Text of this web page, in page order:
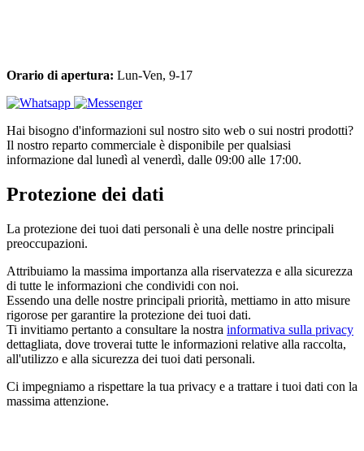
Orario di apertura: Lun-Ven, 9-17
Hai bisogno d'informazioni sul nostro sito web o sui nostri prodotti?
Il nostro reparto commerciale è disponibile per qualsiasi
informazione dal lunedì al venerdì, dalle 09:00 alle 17:00.
Protezione dei dati
La protezione dei tuoi dati personali è una delle nostre principali
preoccupazioni.
Attribuiamo la massima importanza alla riservatezza e alla sicurezza
di tutte le informazioni che condividi con noi.
Essendo una delle nostre principali priorità, mettiamo in atto misure
rigorose per garantire la protezione dei tuoi dati.
Ti invitiamo pertanto a consultare la nostra informativa sulla privacy
dettagliata, dove troverai tutte le informazioni relative alla raccolta,
all'utilizzo e alla sicurezza dei tuoi dati personali.
Ci impegniamo a rispettare la tua privacy e a trattare i tuoi dati con la
massima attenzione.